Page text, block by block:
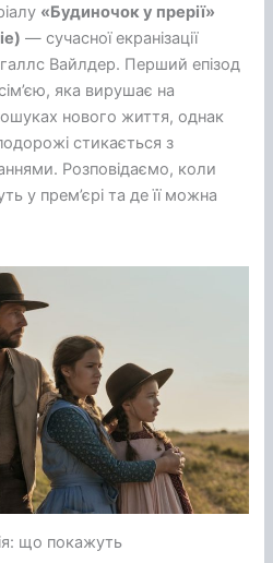
«Будиночок у прерії»
— сучасної екранізації
Вайлдер. Перший епізод
яка вирушає на
нового життя, однак
стикається з
Розповідаємо, коли
у прем’єрі та де її можна
що покажуть